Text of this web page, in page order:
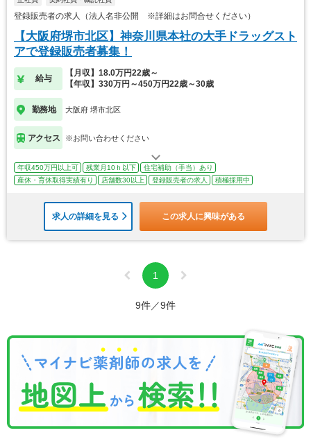
登録販売者の求人（法人名非公開 ※詳細はお問合せください）
【大阪府堺市北区】神奈川県本社の大手ドラッグスト
アで登録販売者募集！
給与
【月収】18.0万円22歳～
【年収】330万円～450万円22歳～30歳
勤務地 大阪府 堺市北区
アクセス ※お問い合わせください
年収450万円以上可 残業月10ｈ以下
住宅補助（手当）あり
産休・育休取得実績有り
店舗数30以上 登録販売者の求人 積極採用中
求人の詳細を見る この求人に興味がある
1
9件／9件